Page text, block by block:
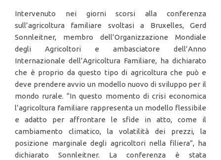
Intervenuto nei giorni scorsi alla conferenza
sull’agricoltura familiare svoltasi a Bruxelles, Gerd
Sonnleitner, membro dell’Organizzazione Mondiale
degli Agricoltori e ambasciatore dell’Anno
Internazionale dell’Agricoltura Familiare, ha dichiarato
che è proprio da questo tipo di agricoltura che può e
deve prendere avvio un modello nuovo di sviluppo per il
mondo rurale. “In questo momento di crisi economica
l’agricoltura familiare rappresenta un modello flessibile
e adatto per affrontare le sfide in atto, come il
cambiamento climatico, la volatilità dei prezzi, la
posizione marginale degli agricoltori nella filiera”, ha
dichiarato Sonnleitner. La conferenza è stata